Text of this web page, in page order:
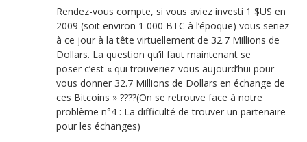
Rendez-vous compte, si vous aviez investi 1 $US en
2009 (soit environ 1 000 BTC à l’époque) vous seriez
à ce jour à la tête virtuellement de 32.7 Millions de
Dollars. La question qu’il faut maintenant se
poser c’est « qui trouveriez-vous aujourd’hui pour
vous donner 32.7 Millions de Dollars en échange de
ces Bitcoins » ????(On se retrouve face à notre
problème n°4 : La difficulté de trouver un partenaire
pour les échanges)